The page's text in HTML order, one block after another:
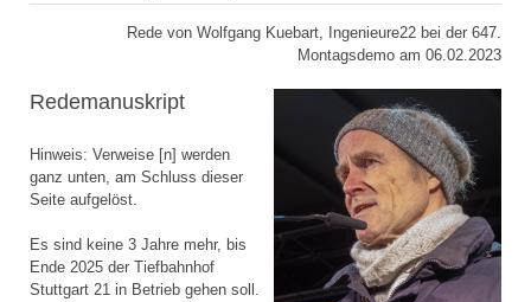
Rede von Wolfgang Kuebart, Ingenieure22 bei der 647.
Montagsdemo am 06.02.2023
Redemanuskript
Hinweis: Verweise [n] werden
ganz unten, am Schluss dieser
Seite aufgelöst.
Es sind keine 3 Jahre mehr, bis
Ende 2025 der Tiefbahnhof
Stuttgart 21 in Betrieb gehen soll.